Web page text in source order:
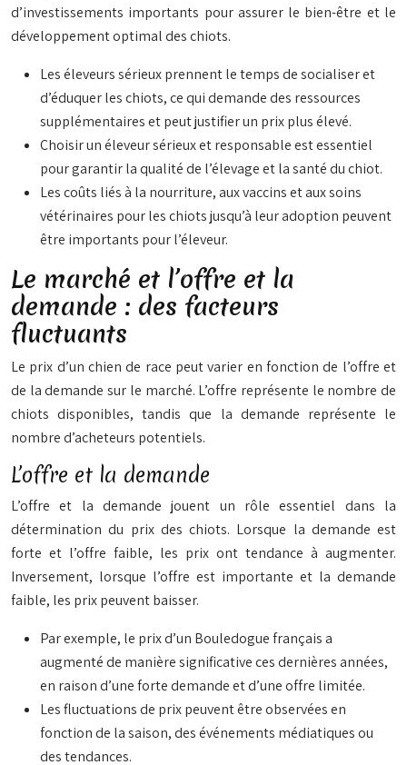
d’investissements importants pour assurer le bien-être et le
développement optimal des chiots.
Les éleveurs sérieux prennent le temps de socialiser et
d’éduquer les chiots, ce qui demande des ressources
supplémentaires et peut justifier un prix plus élevé.
Choisir un éleveur sérieux et responsable est essentiel
pour garantir la qualité de l’élevage et la santé du chiot.
Les coûts liés à la nourriture, aux vaccins et aux soins
vétérinaires pour les chiots jusqu’à leur adoption peuvent
être importants pour l’éleveur.
Le marché et l’offre et la
demande : des facteurs
fluctuants
Le prix d’un chien de race peut varier en fonction de l’offre et
de la demande sur le marché. L’offre représente le nombre de
chiots disponibles, tandis que la demande représente le
nombre d’acheteurs potentiels.
L’offre et la demande
L’offre et la demande jouent un rôle essentiel dans la
détermination du prix des chiots. Lorsque la demande est
forte et l’offre faible, les prix ont tendance à augmenter.
Inversement, lorsque l’offre est importante et la demande
faible, les prix peuvent baisser.
Par exemple, le prix d’un Bouledogue français a
augmenté de manière significative ces dernières années,
en raison d’une forte demande et d’une offre limitée.
Les fluctuations de prix peuvent être observées en
fonction de la saison, des événements médiatiques ou
des tendances.